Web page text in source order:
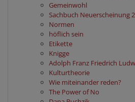
Gemeinwohl
Sachbuch Neuerscheinung
Normen
höflich sein
Etikette
Knigge
Adolph Franz Friedrich
Kulturtheorie
Wie miteinander reden?
The Power of No